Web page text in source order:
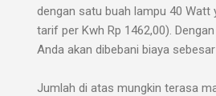
dengan satu buah lampu 40 Watt
tarif per Kwh Rp 1462,00).
Anda akan dibebani biaya
Jumlah di atas mungkin terasa